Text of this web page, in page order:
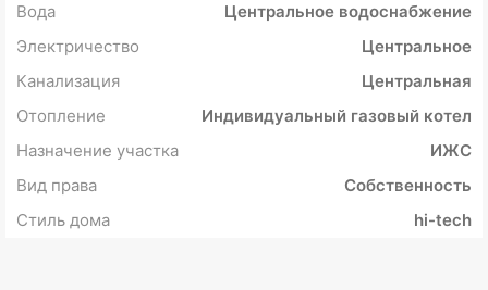
Вода
Центральное водоснабжение
Электричество
Центральное
Канализация
Центральная
Отопление
Индивидуальный газовый котел
Назначение участка
ИЖС
Вид права
Собственность
Стиль дома
hi-tech